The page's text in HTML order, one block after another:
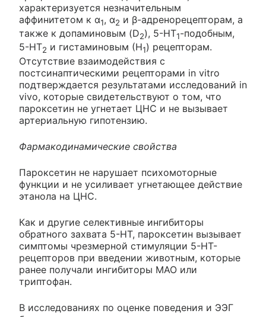
характеризуется незначительным
аффинитетом к α1, α2 и β-адренорецепторам, а
также к допаминовым (D2), 5-НТ1-подобным,
5-НТ2 и гистаминовым (Н1) рецепторам.
Отсутствие взаимодействия с
постсинаптическими рецепторами in vitro
подтверждается результатами исследований in
vivo, которые свидетельствуют о том, что
пароксетин не угнетает ЦНС и не вызывает
артериальную гипотензию.
Фармакодинамические свойства
Пароксетин не нарушает психомоторные
функции и не усиливает угнетающее действие
этанола на ЦНС.
Как и другие селективные ингибиторы
обратного захвата 5-НТ, пароксетин вызывает
симптомы чрезмерной стимуляции 5-НТ-
рецепторов при введении животным, которые
ранее получали ингибиторы МАО или
триптофан.
В исследованиях по оценке поведения и ЭЭГ